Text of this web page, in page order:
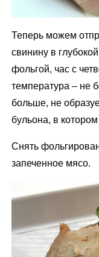
Теперь можем
свинину в
фольгой, час с
температура – не
больше, не
бульона, в
Снять
запеченное мясо.